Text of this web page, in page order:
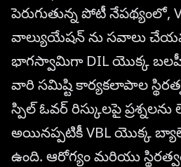
పెరుగుతున్న పోటీ
వాల్యుయేషన్ ను సవాలు
భాగస్వామిగా DIL యొక్క
వారి సమిష్టి కార్యకలాపాల
స్పిల్ ఓవర్ రిస్కులపై ప్రశ్నలను
అయినప్పటికీ VBL యొక్క
ఉంది. ఆరోగ్యం మరియు